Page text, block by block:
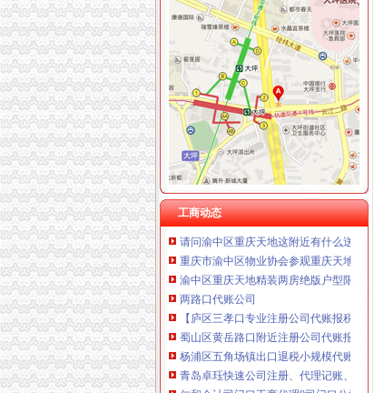
工商动态
渝中区重庆天地
重庆渝中区的重庆天地除了琳琅,还有哪
【多图】渝中区重庆天地板式精装江景
重庆市渝中区人民
重庆天地写字楼|重庆市辖区渝中区重庆
【图】邻解放碑洪崖洞重庆天地北欧简
渝中区重庆天地公寓即买即住5.1米高轻
重庆渝中重庆天地户型图-找我家-土巴兔
请问渝中区重庆天地这附近有什么送外
重庆市渝中区物业协会参观重庆天地认
渝中区重庆天地精装两房绝版户型限量
两路口代账公司
【庐区三孝口专业注册公司代账报税欢
蜀山区黄岳路口附近注册公司代账报税
杨浦区五角场镇出口退税小规模代账整理
青岛卓珏快速公司注册、代理记账、纳
仁和会计司门口工商代理0司门口公司注